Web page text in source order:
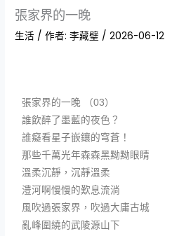
張家界的一晚
生活 / 作者:李藏𤩹 /2026-06-12
張家界的一晚 （03）
誰飲醉了墨藍的夜色？
誰癡看星子嵌鑲的穹蒼！
那些千萬光年森森黑黝黝眼睛
溫柔沉靜，沉靜溫柔
澧河啊慢慢的歎息流淌
風吹過張家界，吹過大庸古城
亂峰圍繞的武陵源山下